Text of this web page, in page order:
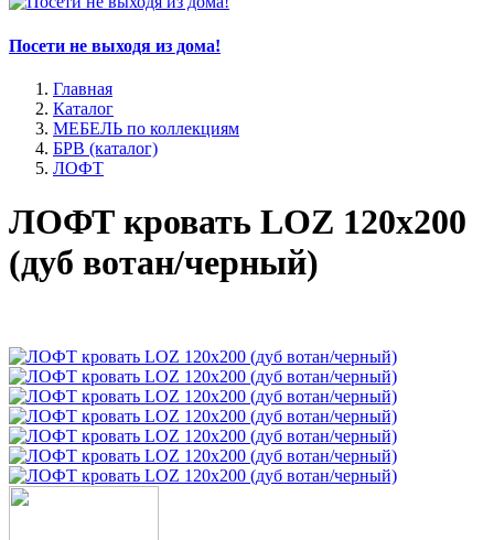
Посети не выходя из дома!
Главная
Каталог
МЕБЕЛЬ по коллекциям
БРВ (каталог)
ЛОФТ
ЛОФТ кровать LOZ 120х200
(дуб вотан/черный)